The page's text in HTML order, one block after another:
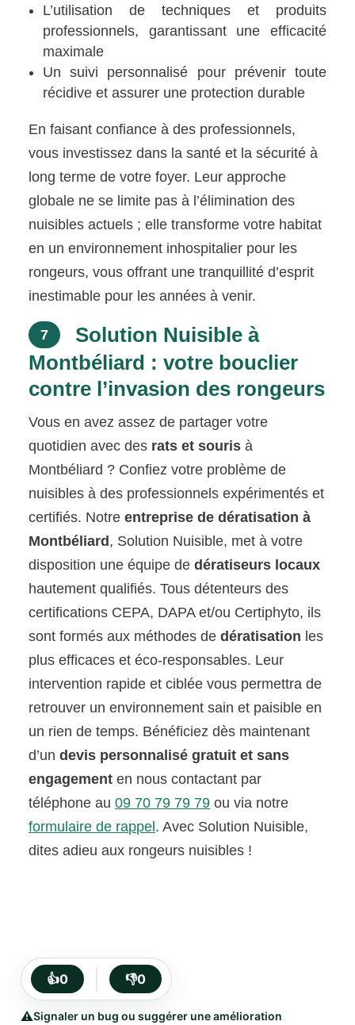
L’utilisation de techniques et produits
professionnels, garantissant une efficacité
maximale
Un suivi personnalisé pour prévenir toute
récidive et assurer une protection durable
En faisant confiance à des professionnels,
vous investissez dans la santé et la sécurité à
long terme de votre foyer. Leur approche
globale ne se limite pas à l’élimination des
nuisibles actuels ; elle transforme votre habitat
en un environnement inhospitalier pour les
rongeurs, vous offrant une tranquillité d’esprit
inestimable pour les années à venir.
7
Solution Nuisible à
Montbéliard : votre bouclier
contre l’invasion des rongeurs
Vous en avez assez de partager votre
quotidien avec des rats et souris à
Montbéliard ? Confiez votre problème de
nuisibles à des professionnels expérimentés et
certifiés. Notreentreprise de dératisation à
Montbéliard, Solution Nuisible, met à votre
disposition une équipe dedératiseurs locaux
hautement qualifiés. Tous détenteurs des
certifications CEPA, DAPA et/ou Certiphyto, ils
sont formés aux méthodes dedératisation les
plus efficaces et éco-responsables. Leur
intervention rapide et ciblée vous permettra de
retrouver un environnement sain et paisible en
un rien de temps. Bénéficiez dès maintenant
d’undevis personnalisé gratuit et sans
engagement en nous contactant par
téléphone au09 70 79 79 79 ou via notre
formulaire de rappel. Avec Solution Nuisible,
dites adieu aux rongeurs nuisibles !
👍0 👎0
⚠️Signaler un bug ou suggérer une amélioration